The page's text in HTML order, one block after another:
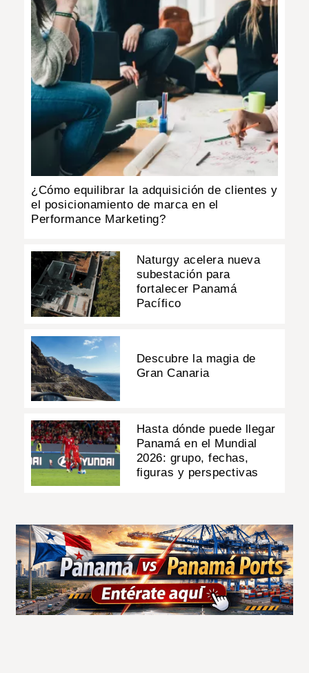
¿Cómo equilibrar la adquisición de clientes y
el posicionamiento de marca en el
Performance Marketing?
Naturgy acelera nueva
subestación para
fortalecer Panamá
Pacífico
Descubre la magia de
Gran Canaria
Hasta dónde puede llegar
Panamá en el Mundial
2026: grupo, fechas,
figuras y perspectivas